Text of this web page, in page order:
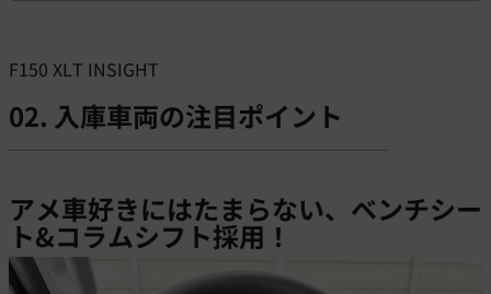
F150 XLT INSIGHT
02. 入庫車両の注目ポイント
アメ車好きにはたまらない、ベンチシー
ト&コラムシフト採用！